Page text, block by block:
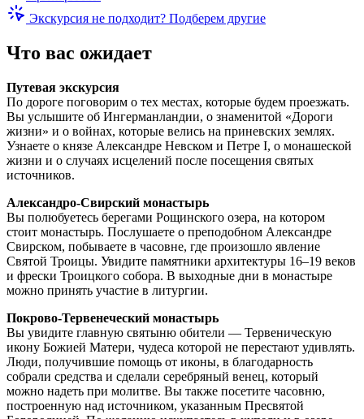
Экскурсия не подходит? Подберем другие
Что вас ожидает
Путевая экскурсия
По дороге поговорим о тех местах, которые будем проезжать.
Вы услышите об Ингерманландии, о знаменитой «Дороги
жизни» и о войнах, которые велись на приневских землях.
Узнаете о князе Александре Невском и Петре I, о монашеской
жизни и о случаях исцелений после посещения святых
источников.
Александро-Свирский монастырь
Вы полюбуетесь берегами Рощинского озера, на котором
стоит монастырь. Послушаете о преподобном Александре
Свирском, побываете в часовне, где произошло явление
Святой Троицы. Увидите памятники архитектуры 16–19 веков
и фрески Троицкого собора. В выходные дни в монастыре
можно принять участие в литургии.
Покрово-Тервенеческий монастырь
Вы увидите главную святыню обители — Тервеническую
икону Божией Матери, чудеса которой не перестают удивлять.
Люди, получившие помощь от иконы, в благодарность
собрали средства и сделали серебряный венец, который
можно надеть при молитве. Вы также посетите часовню,
построенную над источником, указанным Пресвятой